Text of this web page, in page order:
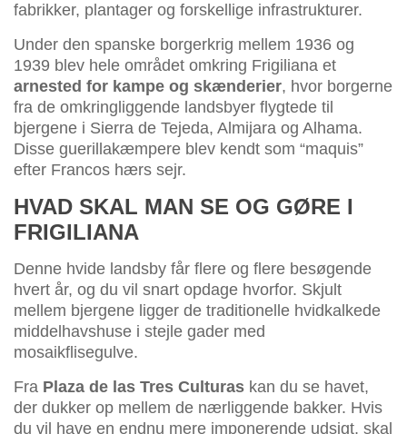
fabrikker, plantager og forskellige infrastrukturer.
Under den spanske borgerkrig mellem 1936 og
1939 blev hele området omkring Frigiliana et
arnested for kampe og skænderier, hvor borgerne
fra de omkringliggende landsbyer flygtede til
bjergene i Sierra de Tejeda, Almijara og Alhama.
Disse guerillakæmpere blev kendt som “maquis”
efter Francos hærs sejr.
HVAD SKAL MAN SE OG GØRE I
FRIGILIANA
Denne hvide landsby får flere og flere besøgende
hvert år, og du vil snart opdage hvorfor. Skjult
mellem bjergene ligger de traditionelle hvidkalkede
middelhavshuse i stejle gader med
mosaikflisegulve.
Fra Plaza de las Tres Culturas kan du se havet,
der dukker op mellem de nærliggende bakker. Hvis
du vil have en endnu mere imponerende udsigt, skal